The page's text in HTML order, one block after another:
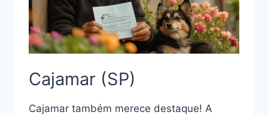
Cajamar (SP)
Cajamar também merece destaque! A